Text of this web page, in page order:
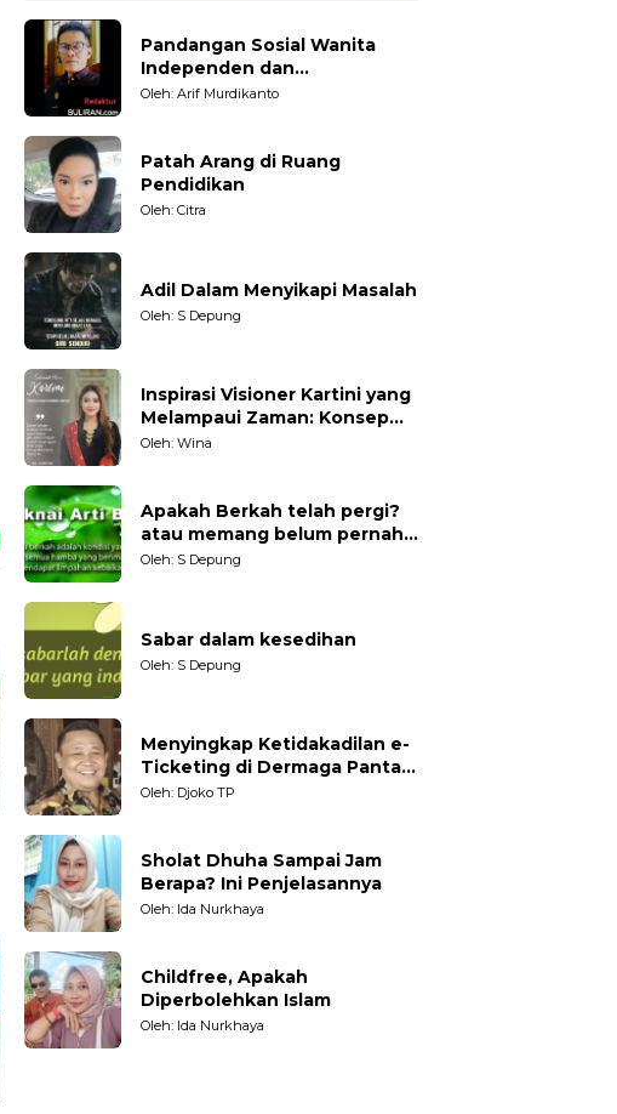
Pandangan Sosial Wanita
Independen dan
Karakteristiknya
Oleh: Arif Murdikanto
Patah Arang di Ruang
Pendidikan
Oleh: Citra
Adil Dalam Menyikapi Masalah
Oleh: S Depung
Inspirasi Visioner Kartini yang
Melampaui Zaman: Konsep
Kecakapan Hidup bagi
Oleh: Wina
Apakah Berkah telah pergi?
atau memang belum pernah
datang?
Oleh: S Depung
Sabar dalam kesedihan
Oleh: S Depung
Menyingkap Ketidakadilan e-
Ticketing di Dermaga Pantai
Kartini Jepara, terhadap
Oleh: Djoko TP
Sholat Dhuha Sampai Jam
Berapa? Ini Penjelasannya
Oleh: Ida Nurkhaya
Childfree, Apakah
Diperbolehkan Islam
Oleh: Ida Nurkhaya